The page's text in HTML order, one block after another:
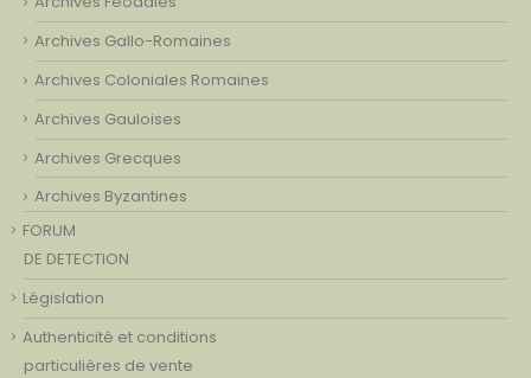
Archives Gallo-Romaines
Archives Coloniales Romaines
Archives Gauloises
Archives Grecques
Archives Byzantines
FORUM
DE DETECTION
Législation
Authenticité et conditions
particulières de vente